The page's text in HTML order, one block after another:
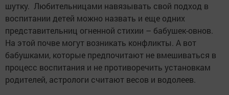
шутку. Любительницами навязывать свой подход в
воспитании детей можно назвать и еще одних
представительниц огненной стихии – бабушек-овнов.
На этой почве могут возникать конфликты. А вот
бабушками, которые предпочитают не вмешиваться в
процесс воспитания и не противоречить установкам
родителей, астрологи считают весов и водолеев.